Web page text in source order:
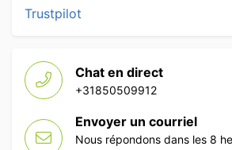
Trustpilot
Chat en direct
+31850509912
Envoyer un courriel
Nous répondons dans les 8